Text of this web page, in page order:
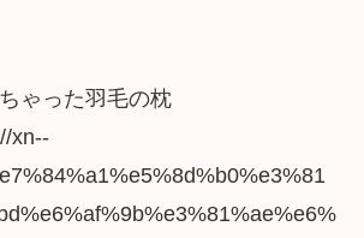
ゃった羽毛の枕
xn--